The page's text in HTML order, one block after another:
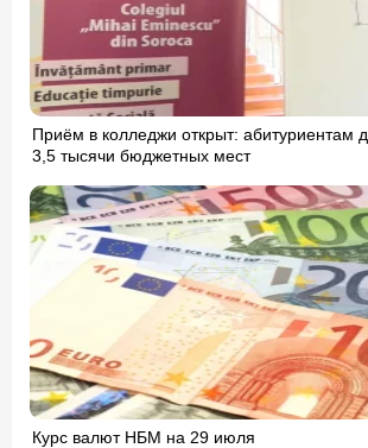
Приём в колледжи открыт: абитуриентам
3,5 тысячи бюджетных мест
Курс валют НБМ на 29 июля